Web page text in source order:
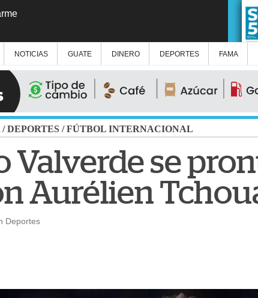
NOTICIAS GUATE DINERO DEPORTES FAMA
/DEPORTES /FÚTBOL INTERNACIONAL
Valverde se
Aurélien
Deportes